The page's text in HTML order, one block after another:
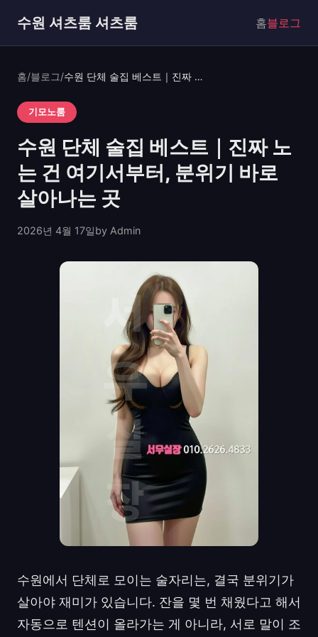
수원 셔츠룸 셔츠룸 홈블로그
홈/블로그/ 수원 단체 술집 베스트｜진짜 노는 건 여기서부터, 분위기 바로 살아나는 곳
기모노룸
수원 단체 술집 베스트｜진짜 노
는 건 여기서부터, 분위기 바로
살아나는 곳
2026년 4월 17일by Admin
수원에서 단체로 모이는 술자리는, 결국 분위기가
살아야 재미가 있습니다. 잔을 몇 번 채웠다고 해서
자동으로 텐션이 올라가는 게 아니라, 서로 말이 조